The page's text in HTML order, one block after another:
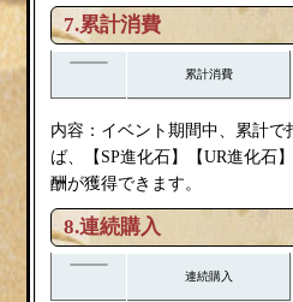
7.累計消費
累計消費
内容：イベント期間中、累計
ば、【SP進化石】【UR進化石
酬が獲得できます。
8.連続購入
連続購入